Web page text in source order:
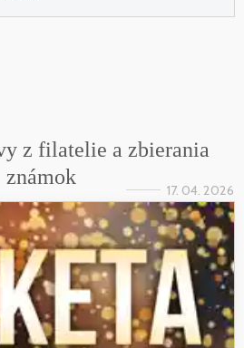
z filatelie a zbierania
známok
17. 04. 2026